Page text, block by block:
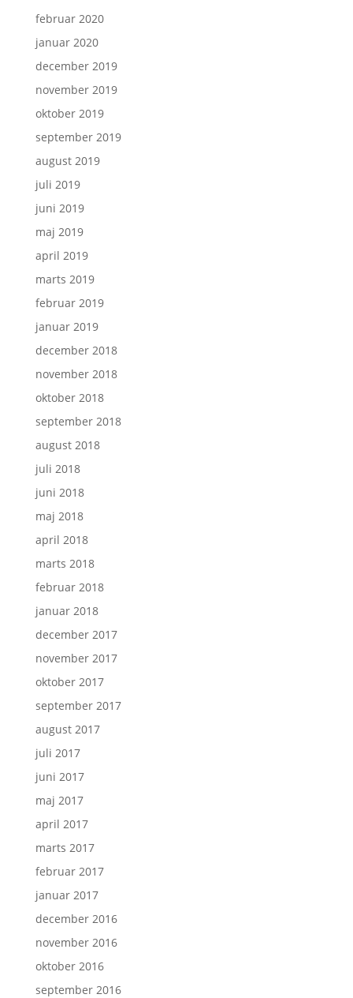
februar 2020
januar 2020
december 2019
november 2019
oktober 2019
september 2019
august 2019
juli 2019
juni 2019
maj 2019
april 2019
marts 2019
februar 2019
januar 2019
december 2018
november 2018
oktober 2018
september 2018
august 2018
juli 2018
juni 2018
maj 2018
april 2018
marts 2018
februar 2018
januar 2018
december 2017
november 2017
oktober 2017
september 2017
august 2017
juli 2017
juni 2017
maj 2017
april 2017
marts 2017
februar 2017
januar 2017
december 2016
november 2016
oktober 2016
september 2016